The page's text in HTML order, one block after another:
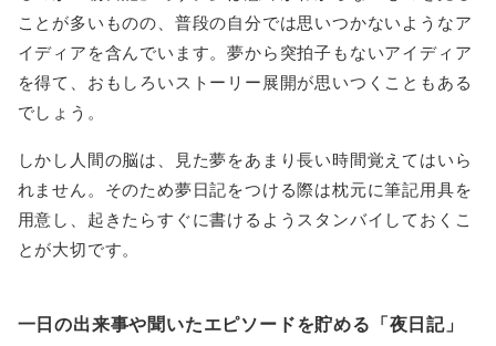
ことが多いものの、普段の自分では思いつかないようなア
イディアを含んでいます。夢から突拍子もないアイディア
を得て、おもしろいストーリー展開が思いつくこともある
でしょう。
しかし人間の脳は、見た夢をあまり長い時間覚えてはいら
れません。そのため夢日記をつける際は枕元に筆記用具を
用意し、起きたらすぐに書けるようスタンバイしておくこ
とが大切です。
一日の出来事や聞いたエピソードを貯める「夜日記」